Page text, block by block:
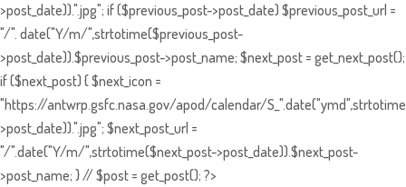
>post_date)).".jpg"; if ($previous_post->post_date) $previous_post_url =
"/". date("Y/m/",strtotime($previous_post-
>post_date)).$previous_post->post_name; $next_post = get_next_post();
if ($next_post) { $next_icon =
"https://antwrp.gsfc.nasa.gov/apod/calendar/
>post_date)).".jpg"; $next_post_url =
"/".date("Y/m/",strtotime($next_post->post_date)).$next_post-
>post_name; } // $post = get_post(); ?>